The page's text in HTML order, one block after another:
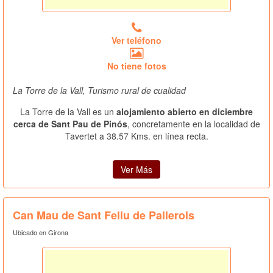
Ver teléfono
No tiene fotos
La Torre de la Vall, Turismo rural de cualidad
La Torre de la Vall es un alojamiento abierto en diciembre
cerca de Sant Pau de Pinós, concretamente en la localidad de
Tavertet a 38.57 Kms. en línea recta.
Ver Más
Can Mau de Sant Feliu de Pallerols
Ubicado en Girona